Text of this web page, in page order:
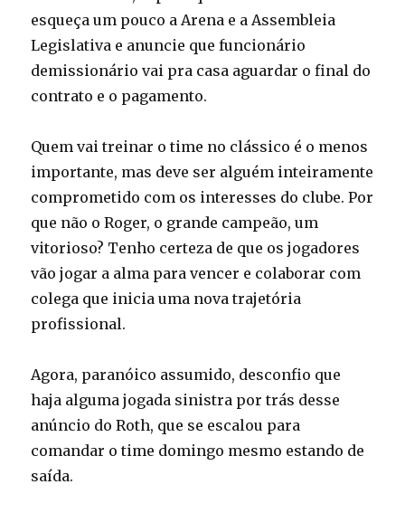
esqueça um pouco a Arena e a Assembleia
Legislativa e anuncie que funcionário
demissionário vai pra casa aguardar o final do
contrato e o pagamento.
Quem vai treinar o time no clássico é o menos
importante, mas deve ser alguém inteiramente
comprometido com os interesses do clube. Por
que não o Roger, o grande campeão, um
vitorioso? Tenho certeza de que os jogadores
vão jogar a alma para vencer e colaborar com
colega que inicia uma nova trajetória
profissional.
Agora, paranóico assumido, desconfio que
haja alguma jogada sinistra por trás desse
anúncio do Roth, que se escalou para
comandar o time domingo mesmo estando de
saída.